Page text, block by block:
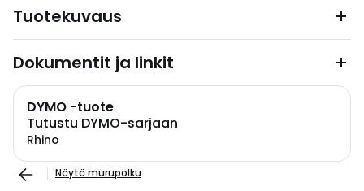
Tuotekuvaus
Dokumentit ja linkit
DYMO -tuote
Tutustu DYMO-sarjaan
Rhino
Näytä murupolku